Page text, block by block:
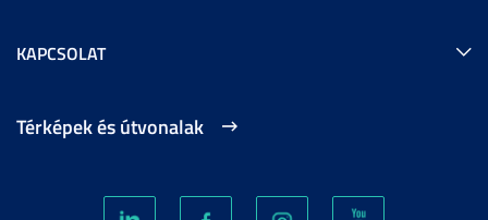
KAPCSOLAT
Térképek és útvonalak